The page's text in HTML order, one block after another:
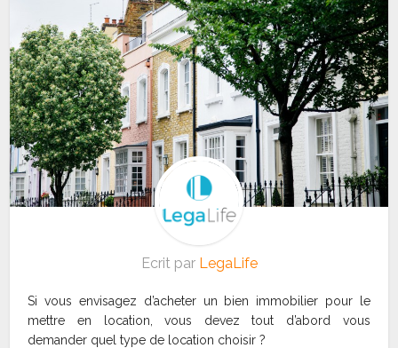
Ecrit par LegaLife
Si vous envisagez d’acheter un bien immobilier pour le
mettre en location, vous devez tout d’abord vous
demander quel type de location choisir ?